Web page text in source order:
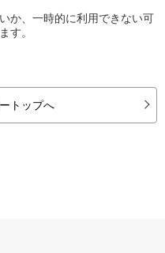
か、一時的に利用できない可
す。
トップへ